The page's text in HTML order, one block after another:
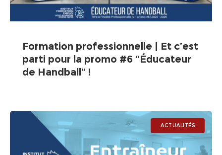
Formation professionnelle | Et c’est
parti pour la promo #6 “Éducateur
de Handball” !
ACTUALITÉS